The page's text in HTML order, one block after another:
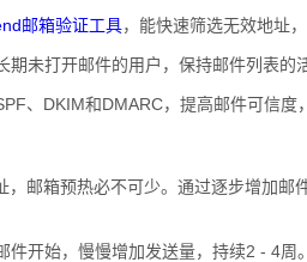
邮箱验证工具，能快速筛选无效地址
期未打开邮件的用户，保持邮件列表的
、DKIM和DMARC，提高邮件可信度
，邮箱预热必不可少。通过逐步增加
件开始，慢慢增加发送量，持续2 - 4周。